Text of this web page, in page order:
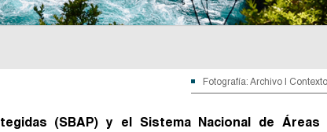
Fotografía: Archivo | Contexto
(SBAP) y el Sistema Nacional de Áreas